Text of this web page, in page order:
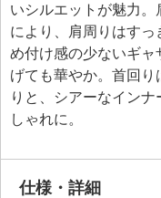
いシルエットが魅力
により、肩周りはす
め付け感の少ないギャ
げても華やか。首回り
りと、シアーなイン
しゃれに。
仕様・詳細